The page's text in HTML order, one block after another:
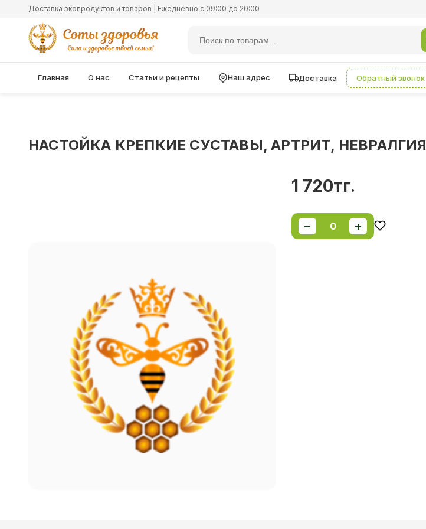
Доставка экопродуктов и товаров | Ежедневно с 09:00 до 20:00
Главная О нас Статьи и рецепты Наш адрес Доставка Обратный звонок
НАСТОЙКА КРЕПКИЕ СУСТАВЫ, АРТРИТ, НЕВРАЛГИЯ
1 720тг.
− 0 +